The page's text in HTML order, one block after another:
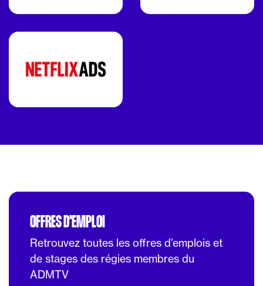
OFFRES D'EMPLOI
Retrouvez toutes les offres d’emplois et
de stages des régies membres du
ADMTV